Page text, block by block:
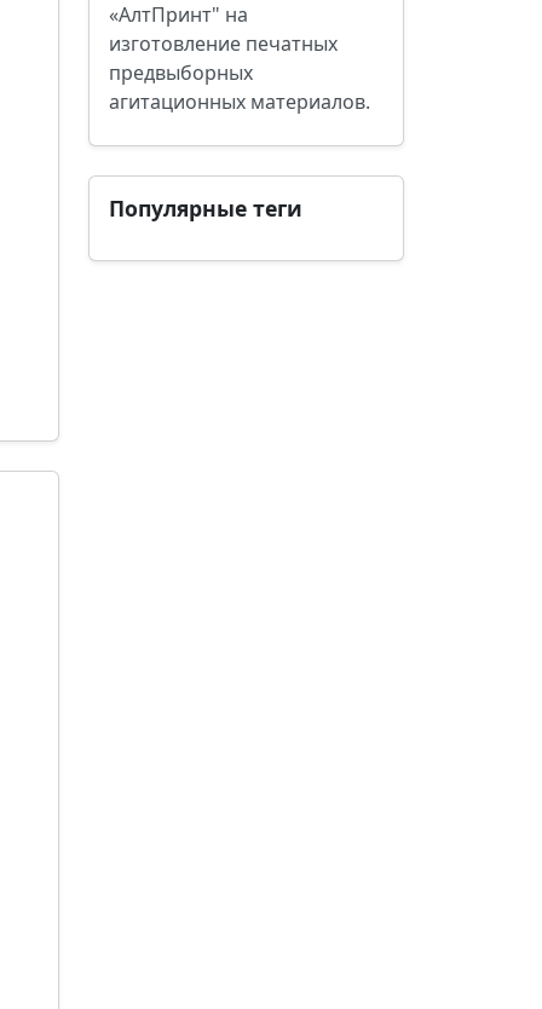
«АлтПринт" на
изготовление печатных
предвыборных
агитационных материалов.
Популярные теги